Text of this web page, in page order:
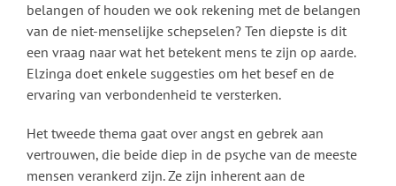
belangen of houden we ook rekening met de belangen
van de niet-menselijke schepselen? Ten diepste is dit
een vraag naar wat het betekent mens te zijn op aarde.
Elzinga doet enkele suggesties om het besef en de
ervaring van verbondenheid te versterken.
Het tweede thema gaat over angst en gebrek aan
vertrouwen, die beide diep in de psyche van de meeste
mensen verankerd zijn. Ze zijn inherent aan de